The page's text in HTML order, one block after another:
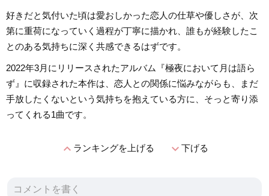
好きだと気付いた頃は愛おしかった恋人の仕草や優しさが、次
第に重荷になっていく過程が丁寧に描かれ、誰もが経験したこ
とのある気持ちに深く共感できるはずです。
2022年3月にリリースされたアルバム『極夜において月は語ら
ず』に収録された本作は、恋人との関係に悩みながらも、まだ
手放したくないという気持ちを抱えている方に、そっと寄り添
ってくれる1曲です。
expand_lessランキングを上げる expand_more下げる